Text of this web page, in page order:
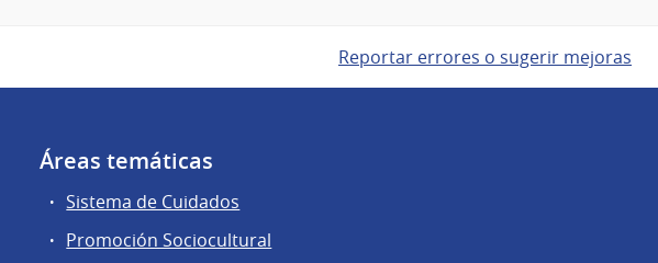
Reportar errores o sugerir mejoras
Áreas temáticas
Sistema de Cuidados
Promoción Sociocultural